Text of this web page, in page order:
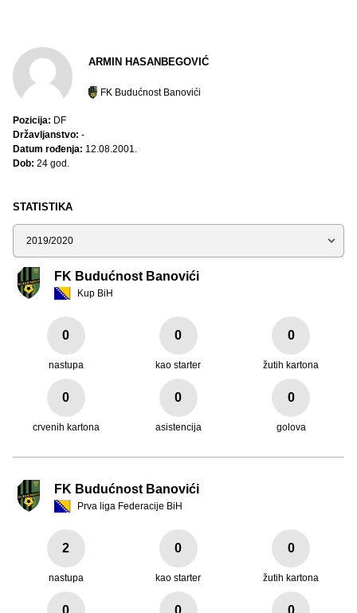
STATISTIKA
Sezona
FK Budućnost Banovići
Kup BiH
0
nastupa
0
kao starter
0
žutih kartona
0
crvenih kartona
0
asistencija
0
golova
FK Budućnost Banovići
Prva liga Federacije BiH
2
nastupa
0
kao starter
0
žutih kartona
0 0 0
ARMIN HASANBEGOVIĆ
FK Budućnost Banovići
Pozicija: DF
Državljanstvo: -
Datum rođenja: 12.08.2001.
Dob: 24 god.